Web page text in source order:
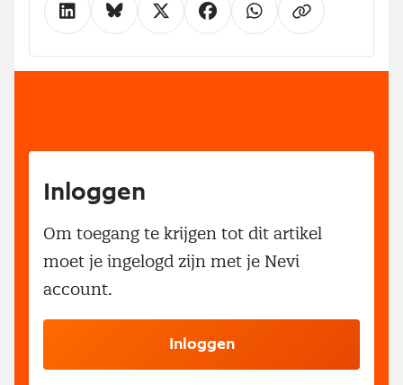
Inloggen
Om toegang te krijgen tot dit artikel
moet je ingelogd zijn met je Nevi
account.
Inloggen